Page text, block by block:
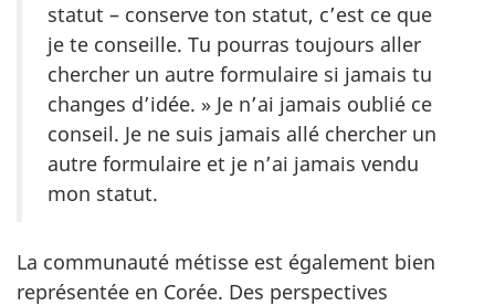
statut – conserve ton statut, c’est ce que
je te conseille. Tu pourras toujours aller
chercher un autre formulaire si jamais tu
changes d’idée. » Je n’ai jamais oublié ce
conseil. Je ne suis jamais allé chercher un
autre formulaire et je n’ai jamais vendu
mon statut.
La communauté métisse est également bien
représentée en Corée. Des perspectives